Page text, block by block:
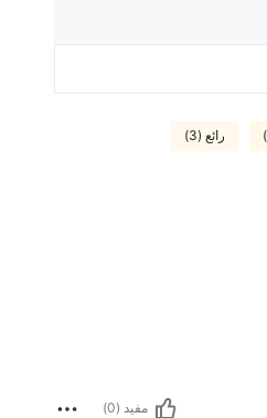
رائع (3)
مفيد (0)